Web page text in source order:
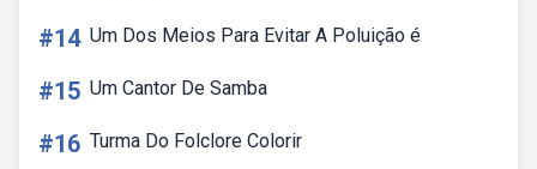
#14 Um Dos Meios Para Evitar A Poluição é
#15 Um Cantor De Samba
#16 Turma Do Folclore Colorir